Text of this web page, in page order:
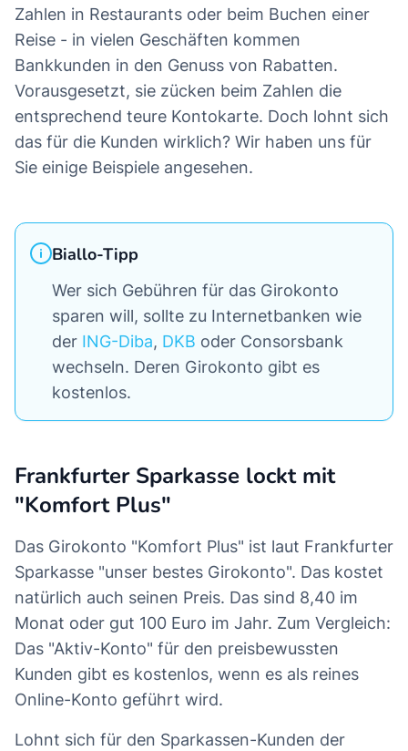
Zahlen in Restaurants oder beim Buchen einer
Reise - in vielen Geschäften kommen
Bankkunden in den Genuss von Rabatten.
Vorausgesetzt, sie zücken beim Zahlen die
entsprechend teure Kontokarte. Doch lohnt sich
das für die Kunden wirklich? Wir haben uns für
Sie einige Beispiele angesehen.
Biallo-Tipp
Wer sich Gebühren für das Girokonto
sparen will, sollte zu Internetbanken wie
der ING-Diba, DKB oder Consorsbank
wechseln. Deren Girokonto gibt es
kostenlos.
Frankfurter Sparkasse lockt mit
"Komfort Plus"
Das Girokonto "Komfort Plus" ist laut Frankfurter
Sparkasse "unser bestes Girokonto". Das kostet
natürlich auch seinen Preis. Das sind 8,40 im
Monat oder gut 100 Euro im Jahr. Zum Vergleich:
Das "Aktiv-Konto" für den preisbewussten
Kunden gibt es kostenlos, wenn es als reines
Online-Konto geführt wird.
Lohnt sich für den Sparkassen-Kunden der